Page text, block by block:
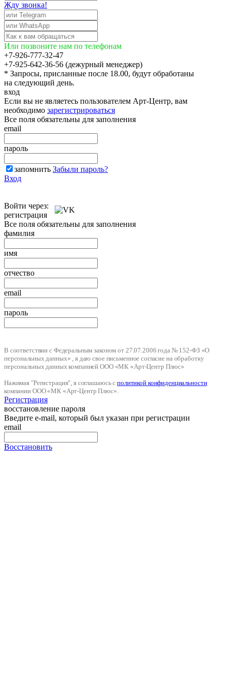
Жду звонка!
Или позвоните нам по телефонам
+7-926-777-32-47
+7-925-642-36-56 (дежурный менеджер)
* Запросы, присланные после 18.00, будут обработаны
на следующий день.
вход
Если вы не являетесь пользователем Арт-Центр, вам
необходимо зарегистрироваться
Все поля обязательны для заполнения
email
пароль
запомнить Забыли пароль?
Вход
Войти через:
регистрация
Все поля обязательны для заполнения
фамилия
имя
отчество
email
пароль
В соответствии с Федеральным законом от 27.07.2006 года № 152-ФЗ «О
персональных данных» , я даю свое письменное согласие на обработку
персональных данных компанией ООО «МК «Арт-Центр Плюс»
Нажимая "Регистрация", я соглашаюсь сполитикой конфиденциальности
компании ООО «МК «Арт-Центр Плюс».
Регистрация
восстановление пароля
Введите e-mail, который был указан при регистрации
email
Восстановить